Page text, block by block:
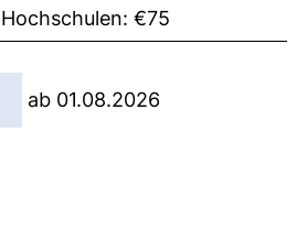
Hochschulen: €75
(externer Link, öffnet neues
ab 01.08.2026